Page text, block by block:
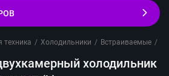
техника / Холодильники / Встраиваемые /
холодильник